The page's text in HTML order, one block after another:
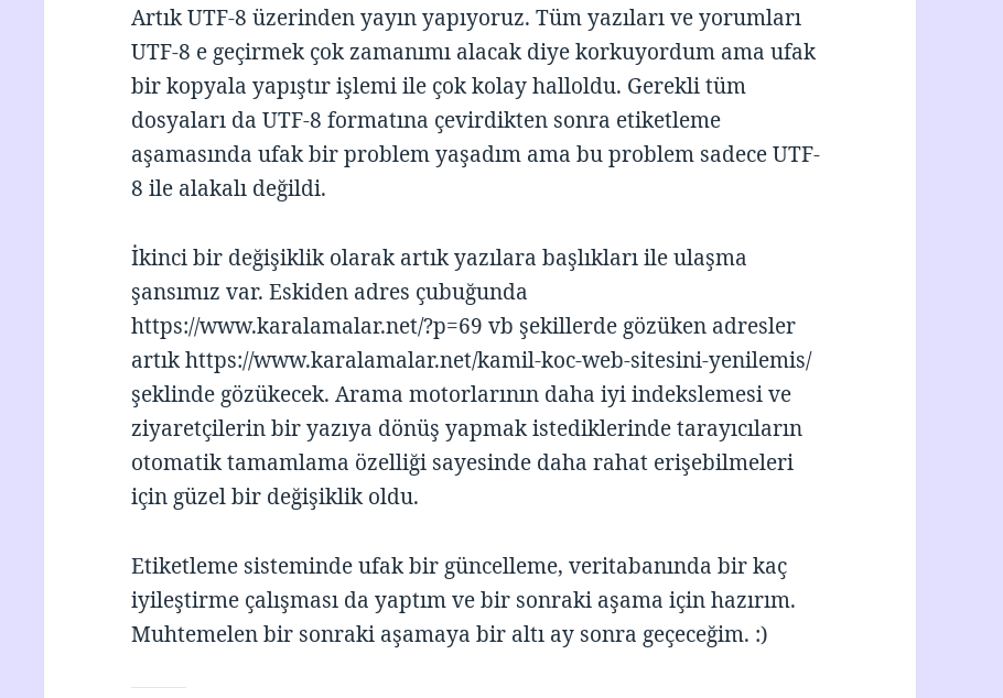
Artık UTF-8 üzerinden yayın yapıyoruz. Tüm yazıları ve yorumları
UTF-8 e geçirmek çok zamanımı alacak diye korkuyordum ama ufak
bir kopyala yapıştır işlemi ile çok kolay halloldu. Gerekli tüm
dosyaları da UTF-8 formatına çevirdikten sonra etiketleme
aşamasında ufak bir problem yaşadım ama bu problem sadece UTF-
8 ile alakalı değildi.
İkinci bir değişiklik olarak artık yazılara başlıkları ile ulaşma
şansımız var. Eskiden adres çubuğunda
https://www.karalamalar.net/?p=69 vb şekillerde gözüken adresler
artık https://www.karalamalar.net/kamil-koc-web-sitesini-yenilemis/
şeklinde gözükecek. Arama motorlarının daha iyi indekslemesi ve
ziyaretçilerin bir yazıya dönüş yapmak istediklerinde tarayıcıların
otomatik tamamlama özelliği sayesinde daha rahat erişebilmeleri
için güzel bir değişiklik oldu.
Etiketleme sisteminde ufak bir güncelleme, veritabanında bir kaç
iyileştirme çalışması da yaptım ve bir sonraki aşama için hazırım.
Muhtemelen bir sonraki aşamaya bir altı ay sonra geçeceğim. :)